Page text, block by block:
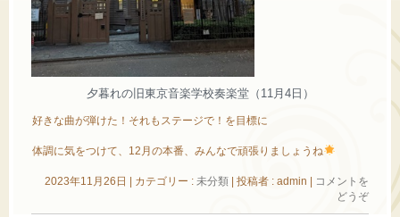
夕暮れの旧東京音楽学校奏楽堂（11月4日）
好きな曲が弾けた！それもステージで！を目標に
体調に気をつけて、12月の本番、みんなで頑張りましょうね
2023年11月26日 カテゴリー : 未分類 投稿者 : admin
コメントを
どうぞ